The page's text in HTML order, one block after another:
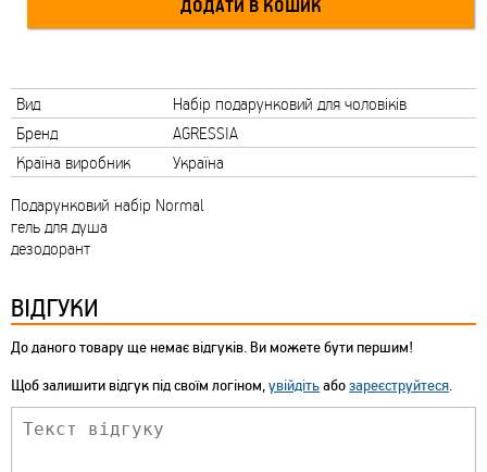
Вид
Набір подарунковий для чоловіків
Бренд
AGRESSIA
Країна виробник
Україна
Подарунковий набір Normal
гель для душа
дезодорант
ВІДГУКИ
До даного товару ще немає відгуків. Ви можете бути першим!
Щоб залишити відгук під своїм логіном,увійдітьабозареєструйтеся.